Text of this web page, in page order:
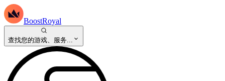
BoostRoyal
查找您的游戏、服务...